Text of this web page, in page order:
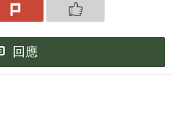
回應